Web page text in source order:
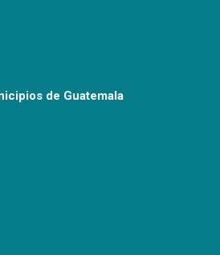
de Guatemala